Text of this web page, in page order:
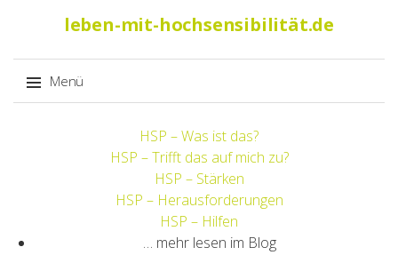
leben-mit-hochsensibilität.de
Menü
HSP – Was ist das?
HSP – Trifft das auf mich zu?
HSP – Stärken
HSP – Herausforderungen
HSP – Hilfen
… mehr lesen im Blog